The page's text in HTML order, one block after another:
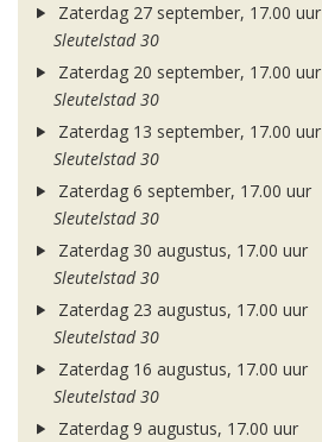
Zaterdag 27 september, 17.00 uur
Sleutelstad 30
Zaterdag 20 september, 17.00 uur
Sleutelstad 30
Zaterdag 13 september, 17.00 uur
Sleutelstad 30
Zaterdag 6 september, 17.00 uur
Sleutelstad 30
Zaterdag 30 augustus, 17.00 uur
Sleutelstad 30
Zaterdag 23 augustus, 17.00 uur
Sleutelstad 30
Zaterdag 16 augustus, 17.00 uur
Sleutelstad 30
Zaterdag 9 augustus, 17.00 uur